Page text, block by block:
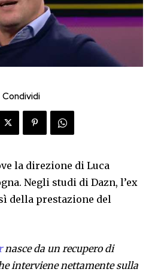
Condividi
la direzione di Luca
Negli studi di Dazn, l’ex
della prestazione del
nasce da un recupero di
interviene nettamente sulla